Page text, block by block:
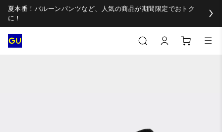
夏本番！バルーンパンツなど、人気の商品が期間限定でおトク
に！